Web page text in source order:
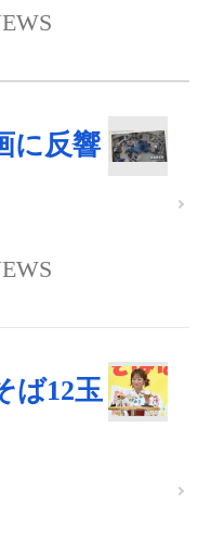
に反響
ば12玉